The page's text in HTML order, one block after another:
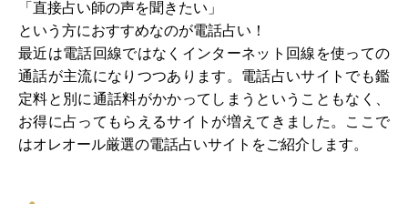
「直接占い師の声を聞きたい」
という方におすすめなのが電話占い！
最近は電話回線ではなくインターネット回線を使っての
通話が主流になりつつあります。電話占いサイトでも鑑
定料と別に通話料がかかってしまうということもなく、
お得に占ってもらえるサイトが増えてきました。ここで
はオレオール厳選の電話占いサイトをご紹介します。